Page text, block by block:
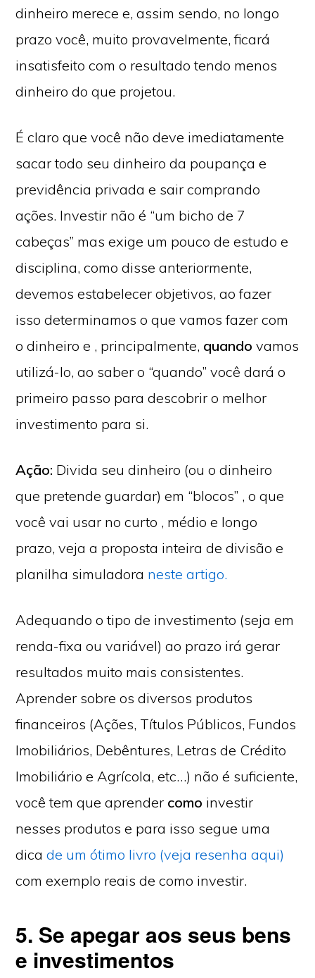
dinheiro merece e, assim sendo, no longo
prazo você, muito provavelmente, ficará
insatisfeito com o resultado tendo menos
dinheiro do que projetou.
É claro que você não deve imediatamente
sacar todo seu dinheiro da poupança e
previdência privada e sair comprando
ações. Investir não é “um bicho de 7
cabeças” mas exige um pouco de estudo e
disciplina, como disse anteriormente,
devemos estabelecer objetivos, ao fazer
isso determinamos o que vamos fazer com
o dinheiro e , principalmente, quando vamos
utilizá-lo, ao saber o “quando” você dará o
primeiro passo para descobrir o melhor
investimento para si.
Ação: Divida seu dinheiro (ou o dinheiro
que pretende guardar) em “blocos” , o que
você vai usar no curto , médio e longo
prazo, veja a proposta inteira de divisão e
planilha simuladora neste artigo.
Adequando o tipo de investimento (seja em
renda-fixa ou variável) ao prazo irá gerar
resultados muito mais consistentes.
Aprender sobre os diversos produtos
financeiros (Ações, Títulos Públicos, Fundos
Imobiliários, Debêntures, Letras de Crédito
Imobiliário e Agrícola, etc…) não é suficiente,
você tem que aprender como investir
nesses produtos e para isso segue uma
dicade um ótimo livro (veja resenha aqui)
com exemplo reais de como investir.
5. Se apegar aos seus bens
e investimentos